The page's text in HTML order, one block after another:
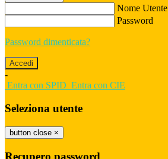
Nome Utente
Password
Password dimenticata?
-
Entra con SPID Entra con CIE
Seleziona utente
button close ×
Recupero password